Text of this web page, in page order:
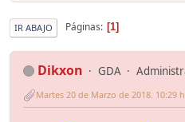
IR ABAJO Páginas 1
Dikxon GDA
Martes 20 de Marzo de 2018. 10:29